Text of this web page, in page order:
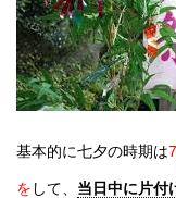
基本的に七夕の時期は
を して、 当日中に片付